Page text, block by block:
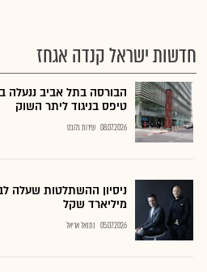
חדשות ישראל קנדה אגחז
הבורסה בתל אביב ננעלה
טיפס בניגוד ליתר השוק
08.07.2026 שירות גלובס
ניסיון ההשתלטות שעלה
מיליארד שקל
05.07.2026 נתנאל אריאל